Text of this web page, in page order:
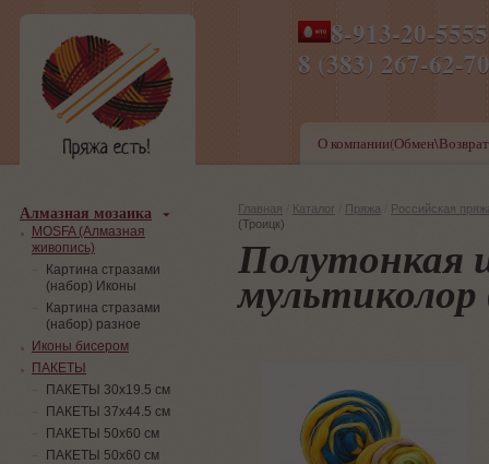
8-913-20-
8 (383) 267-
ПН-ПТ 8-17,СБ-ВС 9-
О
Главная Каталог Пряжа
Российская
(Троицк)
Полутонкая
Алмазная мозаика
MOSFA (Алмазная
живопись)
Картина стразами
(набор) Иконы
Картина стразами
(набор) разное
Иконы бисером
ПАКЕТЫ
ПАКЕТЫ 30х19.5 см
ПАКЕТЫ 37х44.5 см
ПАКЕТЫ 50х60 см
ПАКЕТЫ 50х60 см